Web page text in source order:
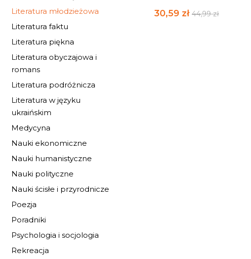
Literatura młodzieżowa
Literatura faktu
Literatura piękna
Literatura obyczajowa i
romans
Literatura podróżnicza
Literatura w języku
ukraińskim
Medycyna
Nauki ekonomiczne
Nauki humanistyczne
Nauki polityczne
Nauki ścisłe i przyrodnicze
Poezja
Poradniki
Psychologia i socjologia
Rekreacja
30,59 zł44,99 zł